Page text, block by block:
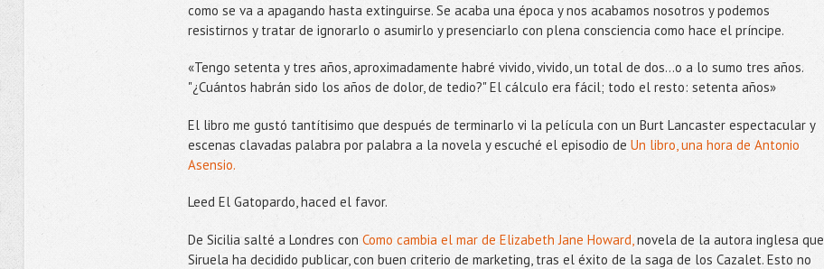
como se va a apagando hasta extinguirse. Se acaba una época y nos acabamos nosotros y podemos
resistirnos y tratar de ignorarlo o asumirlo y presenciarlo con plena consciencia como hace el príncipe.
«Tengo setenta y tres años, aproximadamente habré vivido, vivido, un total de dos...o a lo sumo tres años.
"¿Cuántos habrán sido los años de dolor, de tedio?" El cálculo era fácil; todo el resto: setenta años»
El libro me gustó tantítisimo que después de terminarlo vi la película con un Burt Lancaster espectacular y
escenas clavadas palabra por palabra a la novela y escuché el episodio de Un libro, una hora de Antonio
Asensio.
Leed El Gatopardo, haced el favor.
De Sicilia salté a Londres con Como cambia el mar de Elizabeth Jane Howard, novela de la autora inglesa que
Siruela ha decidido publicar, con buen criterio de marketing, tras el éxito de la saga de los Cazalet. Esto no